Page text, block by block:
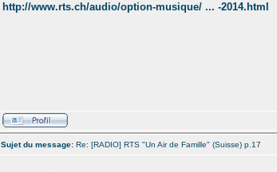
http://www.rts.ch/audio/option-musique/ ... -2014.html
Sujet du message: Re: [RADIO] RTS "Un Air de Famille" (Suisse) p.17